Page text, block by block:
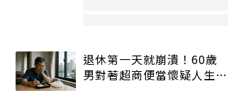
退休第一天就崩潰！60歲
男對著超商便當懷疑人生